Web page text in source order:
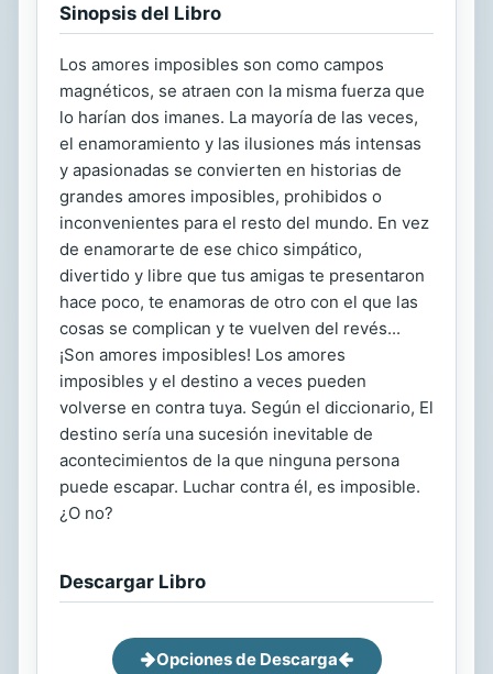
Sinopsis del Libro
Los amores imposibles son como campos
magnéticos, se atraen con la misma fuerza que
lo harían dos imanes. La mayoría de las veces,
el enamoramiento y las ilusiones más intensas
y apasionadas se convierten en historias de
grandes amores imposibles, prohibidos o
inconvenientes para el resto del mundo. En vez
de enamorarte de ese chico simpático,
divertido y libre que tus amigas te presentaron
hace poco, te enamoras de otro con el que las
cosas se complican y te vuelven del revés...
¡Son amores imposibles! Los amores
imposibles y el destino a veces pueden
volverse en contra tuya. Según el diccionario, El
destino sería una sucesión inevitable de
acontecimientos de la que ninguna persona
puede escapar. Luchar contra él, es imposible.
¿O no?
Descargar Libro
Opciones de Descarga